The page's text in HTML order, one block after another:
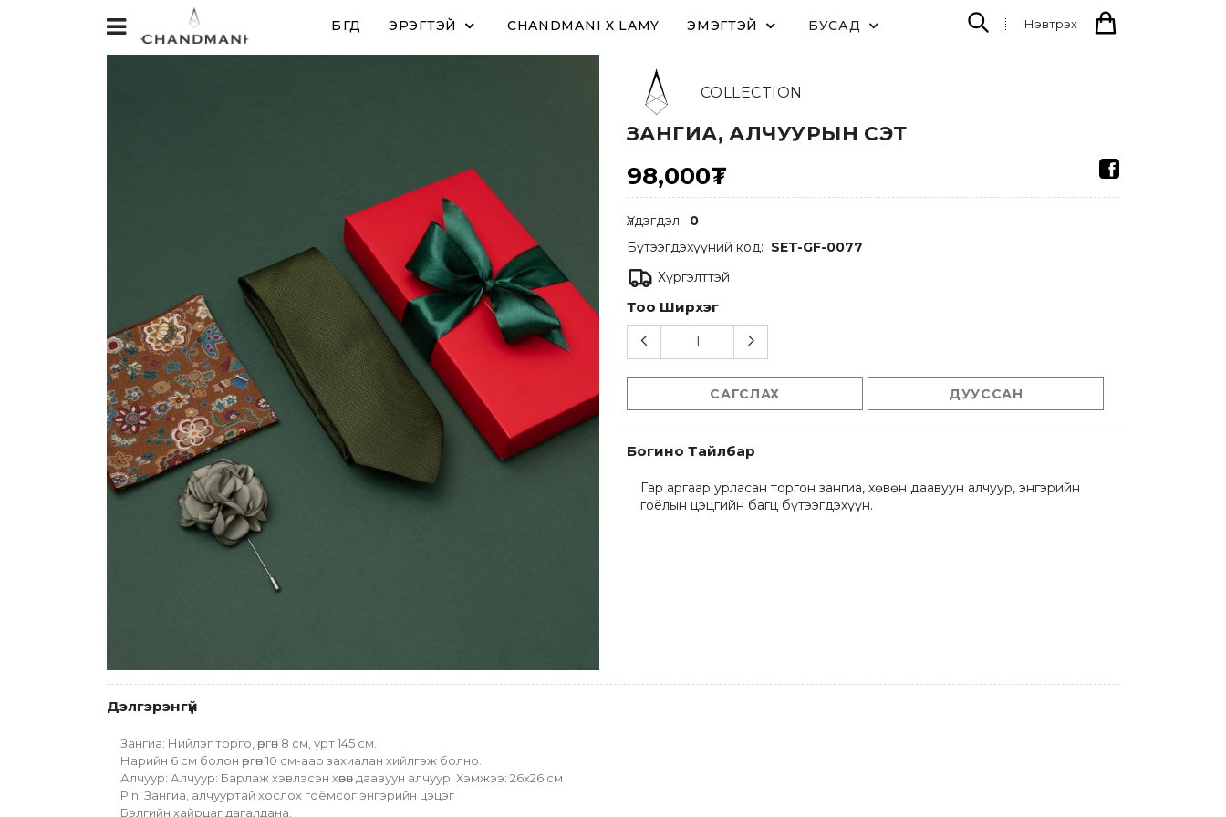
БҮГД ЭРЭГТЭЙ CHANDMANI X LAMY ЭМЭГТЭЙ БУСАД Нэвтрэх
COLLECTION
ЗАНГИА, АЛЧУУРЫН СЭТ
98,000₮
Үлдэгдэл: 0
Бүтээгдэхүүний код: SET-GF-0077
Хүргэлттэй
Тоо Ширхэг
САГСЛАХ ДУУССАН
Богино Тайлбар
Гар аргаар урласан торгон зангиа, хөвөн даавуун алчуур, энгэрийн
гоёлын цэцгийн багц бүтээгдэхүүн.
Дэлгэрэнгүй
Зангиа: Нийлэг торго, өргөн 8 см, урт 145 см.
Нарийн 6 см болон өргөн 10 см-аар захиалан хийлгэж болно.
Алчуур: Алчуур: Барлаж хэвлэсэн хөвөн даавуун алчуур. Хэмжээ: 26х26 см
Pin: Зангиа, алчууртай хослох гоёмсог энгэрийн цэцэг
Бэлгийн хайрцаг дагалдана.